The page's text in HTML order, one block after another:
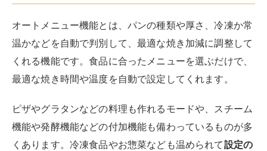
オートメニュー機能とは、パンの種類や厚さ、冷凍か常
温かなどを自動で判別して、最適な焼き加減に調整して
くれる機能です。食品に合ったメニューを選ぶだけで、
最適な焼き時間や温度を自動で設定してくれます。
ピザやグラタンなどの料理も作れるモードや、スチーム
機能や発酵機能などの付加機能も備わっているものが多
くあります。冷凍食品やお惣菜なども温められて設定の